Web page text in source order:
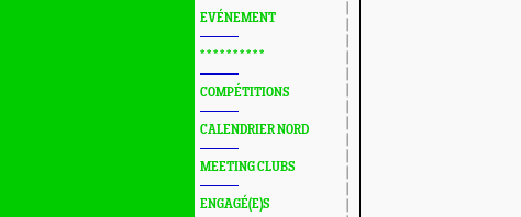
EVÉNEMENT
* * * * * * * * * *
COMPÉTITIONS
CALENDRIER NORD
MEETING CLUBS
ENGAGÉ(E)S